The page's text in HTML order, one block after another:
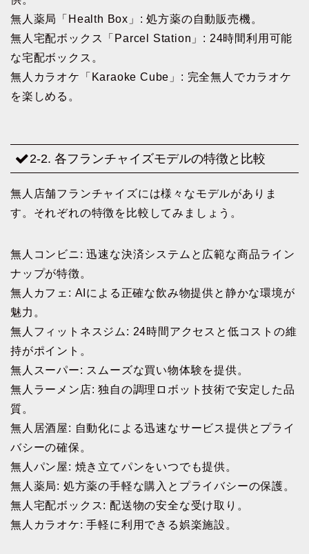
無人薬局「Health Box」: 処方薬の自動販売機。
無人宅配ボックス「Parcel Station」: 24時間利用可能
な宅配ボックス。
無人カラオケ「Karaoke Cube」: 完全無人でカラオケ
を楽しめる。
2-2. 各フランチャイズモデルの特徴と比較
無人店舗フランチャイズには様々なモデルがありま
す。それぞれの特徴を比較してみましょう。
無人コンビニ: 迅速な決済システムと広範な商品ライン
ナップが特徴。
無人カフェ: AIによる正確な飲み物提供と静かな環境が
魅力。
無人フィットネスジム: 24時間アクセスと低コストの維
持がポイント。
無人スーパー: スムーズな買い物体験を提供。
無人ラーメン店: 独自の調理ロボット技術で安定した品
質。
無人居酒屋: 自動化による迅速なサービス提供とプライ
バシーの確保。
無人パン屋: 焼き立てパンをいつでも提供。
無人薬局: 処方薬の手軽な購入とプライバシーの保護。
無人宅配ボックス: 配送物の安全な受け取り。
無人カラオケ: 手軽に利用できる娯楽施設。